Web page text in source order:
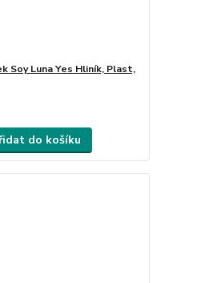
Soy Luna Yes Hliník, Plast,
do košíku